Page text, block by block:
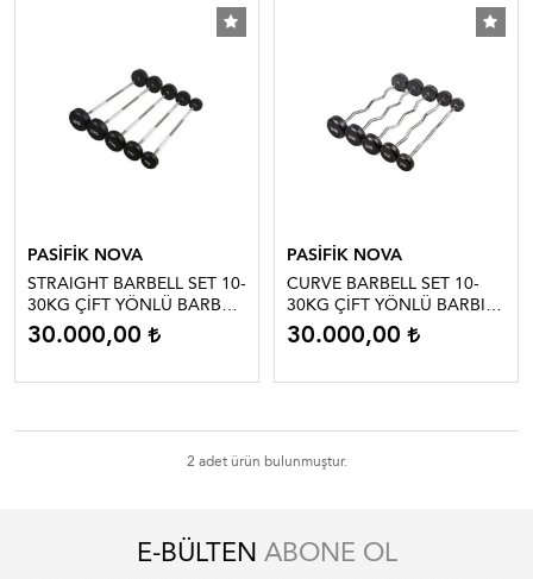
PASİFİK NOVA
STRAIGHT BARBELL SET 10-
30KG ÇİFT YÖNLÜ BARBEL
STANDI HEDİYE
30.000,00
PASİFİK NOVA
CURVE BARBELL SET 10-
30KG ÇİFT YÖNLÜ BARBIL
STANDI HEDİYE
30.000,00
2 adet ürün bulunmuştur.
E-BÜLTEN ABONE OL